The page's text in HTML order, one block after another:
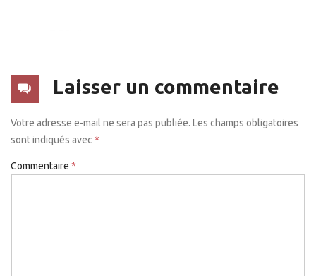
Laisser un commentaire
Votre adresse e-mail ne sera pas publiée. Les champs obligatoires
sont indiqués avec *
Commentaire *